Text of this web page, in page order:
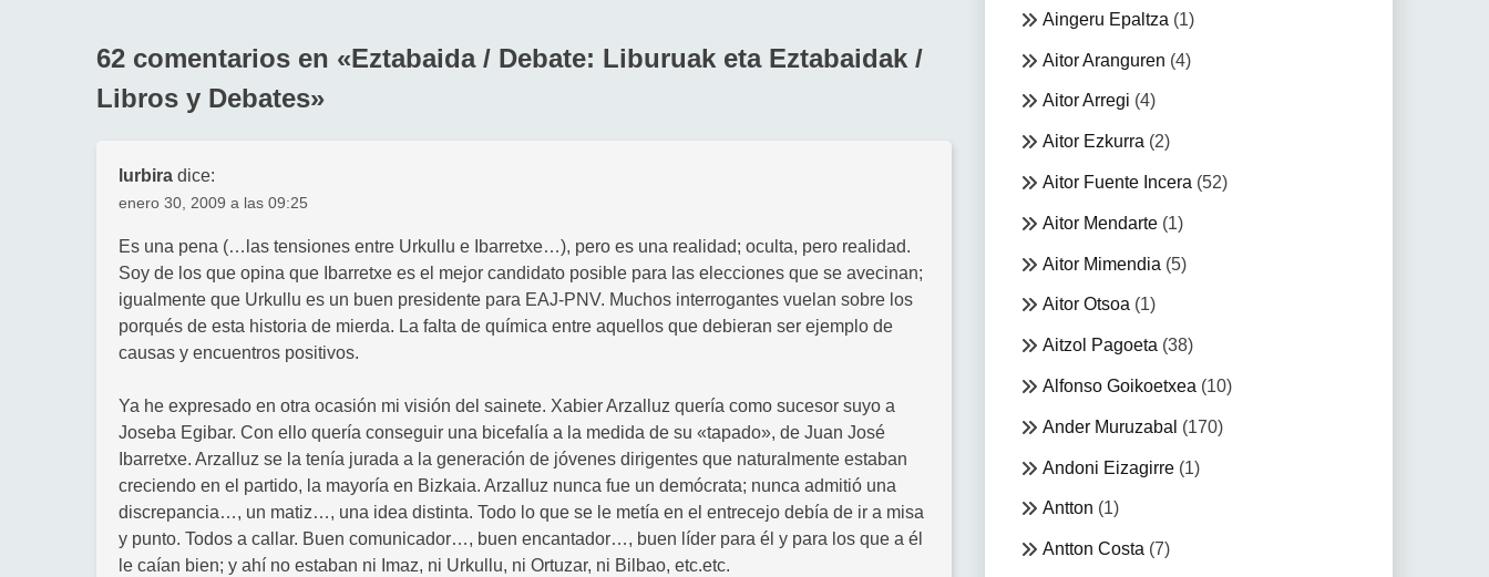
62 comentarios en «Eztabaida / Debate: Liburuak eta Eztabaidak /
Libros y Debates»
lurbira dice:
enero 30, 2009 a las 09:25
Es una pena (…las tensiones entre Urkullu e Ibarretxe…), pero es una realidad; oculta, pero realidad.
Soy de los que opina que Ibarretxe es el mejor candidato posible para las elecciones que se avecinan;
igualmente que Urkullu es un buen presidente para EAJ-PNV. Muchos interrogantes vuelan sobre los
porqués de esta historia de mierda. La falta de química entre aquellos que debieran ser ejemplo de
causas y encuentros positivos.
Ya he expresado en otra ocasión mi visión del sainete. Xabier Arzalluz quería como sucesor suyo a
Joseba Egibar. Con ello quería conseguir una bicefalía a la medida de su «tapado», de Juan José
Ibarretxe. Arzalluz se la tenía jurada a la generación de jóvenes dirigentes que naturalmente estaban
creciendo en el partido, la mayoría en Bizkaia. Arzalluz nunca fue un demócrata; nunca admitió una
discrepancia…, un matiz…, una idea distinta. Todo lo que se le metía en el entrecejo debía de ir a misa
y punto. Todos a callar. Buen comunicador…, buen encantador…, buen líder para él y para los que a él
le caían bien; y ahí no estaban ni Imaz, ni Urkullu, ni Ortuzar, ni Bilbao, etc.etc.
Aingeru Epaltza (1)
Aitor Aranguren (4)
Aitor Arregi (4)
Aitor Ezkurra (2)
Aitor Fuente Incera (52)
Aitor Mendarte(1)
Aitor Mimendia (5)
Aitor Otsoa (1)
Aitzol Pagoeta (38)
Alfonso Goikoetxea (10)
Ander Muruzabal (170)
Andoni Eizagirre(1)
Antton (1)
Antton Costa (7)